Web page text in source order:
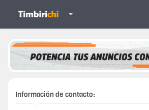
Información de contacto: